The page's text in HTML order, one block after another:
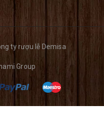
ty rượu lễ Demisa
Group